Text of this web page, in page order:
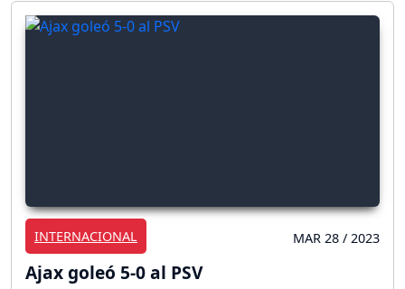
INTERNACIONAL MAR 28 / 2023
Ajax goleó 5-0 al PSV